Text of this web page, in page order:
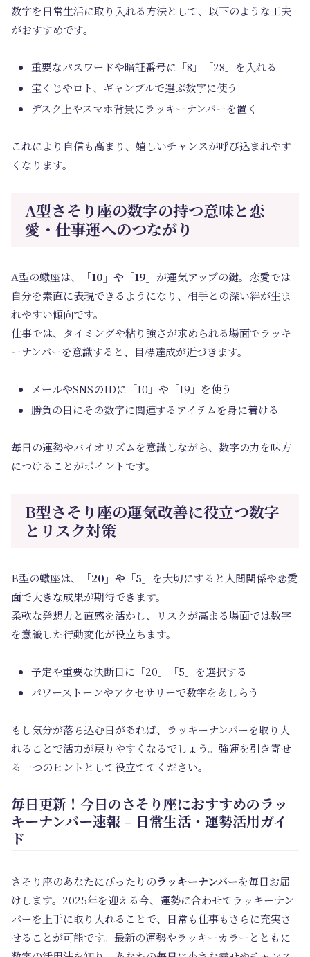
数字を日常生活に取り入れる方法として、以下のような工夫
がおすすめです。
重要なパスワードや暗証番号に「8」「28」を入れる
宝くじやロト、ギャンブルで選ぶ数字に使う
デスク上やスマホ背景にラッキーナンバーを置く
これにより自信も高まり、嬉しいチャンスが呼び込まれやす
くなります。
A型さそり座の数字の持つ意味と恋
愛・仕事運へのつながり
A型の蠍座は、 「10」や「19」 が運気アップの鍵。恋愛では
自分を素直に表現できるようになり、相手との深い絆が生ま
れやすい傾向です。
仕事では、タイミングや粘り強さが求められる場面でラッキ
ーナンバーを意識すると、目標達成が近づきます。
メールやSNSのIDに「10」や「19」を使う
勝負の日にその数字に関連するアイテムを身に着ける
毎日の運勢やバイオリズムを意識しながら、数字の力を味方
につけることがポイントです。
B型さそり座の運気改善に役立つ数字
とリスク対策
B型の蠍座は、 「20」や「5」 を大切にすると人間関係や恋愛
面で大きな成果が期待できます。
柔軟な発想力と直感を活かし、リスクが高まる場面では数字
を意識した行動変化が役立ちます。
予定や重要な決断日に「20」「5」を選択する
パワーストーンやアクセサリーで数字をあしらう
もし気分が落ち込む日があれば、ラッキーナンバーを取り入
れることで活力が戻りやすくなるでしょう。強運を引き寄せ
る一つのヒントとして役立ててください。
毎日更新！今日のさそり座におすすめのラッ
キーナンバー速報 – 日常生活・運勢活用ガイ
ド
さそり座のあなたにぴったりのラッキーナンバーを毎日お届
けします。2025年を迎える今、運勢に合わせてラッキーナン
バーを上手に取り入れることで、日常も仕事もさらに充実さ
せることが可能です。最新の運勢やラッキーカラーとともに